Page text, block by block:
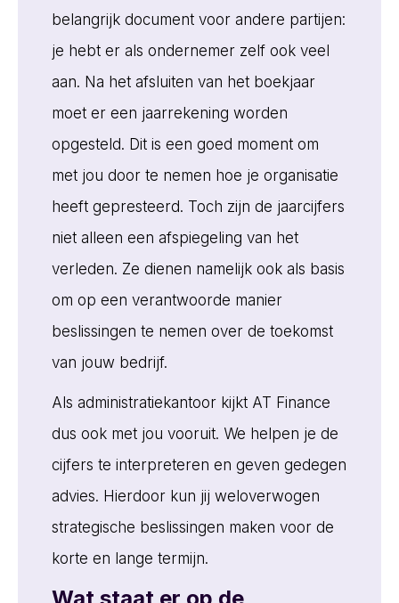
belangrijk document voor andere partijen:
je hebt er als ondernemer zelf ook veel
aan. Na het afsluiten van het boekjaar
moet er een jaarrekening worden
opgesteld. Dit is een goed moment om
met jou door te nemen hoe je organisatie
heeft gepresteerd. Toch zijn de jaarcijfers
niet alleen een afspiegeling van het
verleden. Ze dienen namelijk ook als basis
om op een verantwoorde manier
beslissingen te nemen over de toekomst
van jouw bedrijf.
Als administratiekantoor kijkt AT Finance
dus ook met jou vooruit. We helpen je de
cijfers te interpreteren en geven gedegen
advies. Hierdoor kun jij weloverwogen
strategische beslissingen maken voor de
korte en lange termijn.
Wat staat er op de